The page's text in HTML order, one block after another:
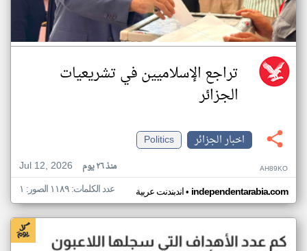
تراجع الإسلاميين في تشريعيات
الجزائر
اخبار الجزائر
Politics
Jul 12, 2026
منذ ٢٦ يوم AH89KO
اندبندنت عربية• independentarabia.com عدد الكلمات: ١١٨٩ الصور: ١